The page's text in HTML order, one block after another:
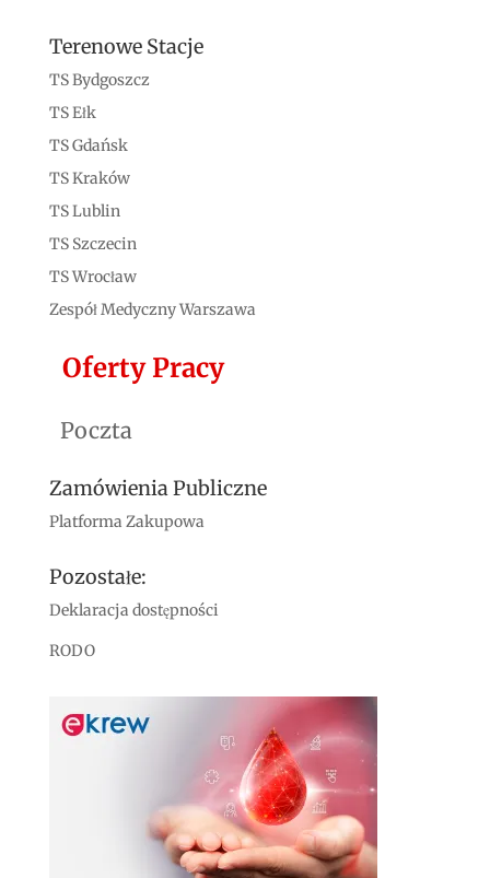
Terenowe Stacje
TS Bydgoszcz
TS Ełk
TS Gdańsk
TS Kraków
TS Lublin
TS Szczecin
TS Wrocław
Zespół Medyczny Warszawa
Oferty Pracy
Poczta
Zamówienia Publiczne
Platforma Zakupowa
Pozostałe:
Deklaracja dostępności
RODO